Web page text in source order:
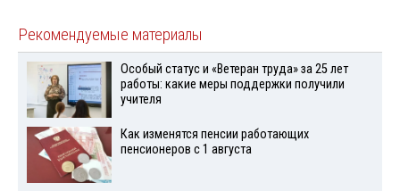
Рекомендуемые материалы
Особый статус и «Ветеран труда» за 25 лет
работы: какие меры поддержки получили
учителя
Как изменятся пенсии работающих
пенсионеров с 1 августа